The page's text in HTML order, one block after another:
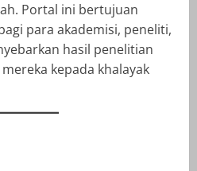
Portal ini bertujuan
para akademisi, peneliti,
hasil penelitian
kepada khalayak